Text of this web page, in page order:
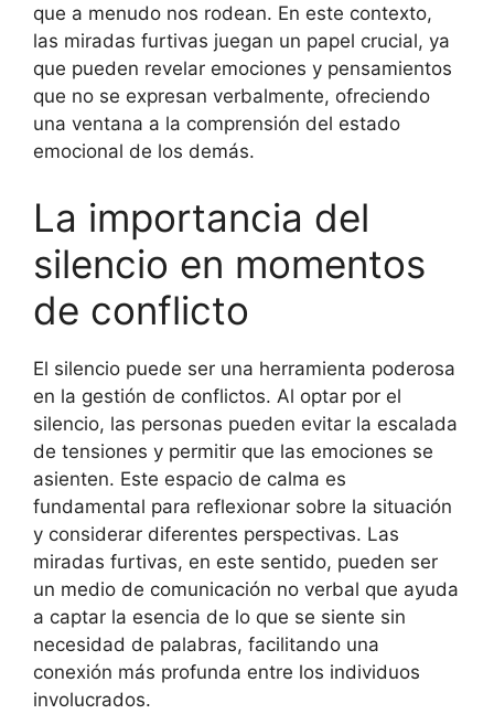
que a menudo nos rodean. En este contexto,
las miradas furtivas juegan un papel crucial, ya
que pueden revelar emociones y pensamientos
que no se expresan verbalmente, ofreciendo
una ventana a la comprensión del estado
emocional de los demás.
La importancia del
silencio en momentos
de conflicto
El silencio puede ser una herramienta poderosa
en la gestión de conflictos. Al optar por el
silencio, las personas pueden evitar la escalada
de tensiones y permitir que las emociones se
asienten. Este espacio de calma es
fundamental para reflexionar sobre la situación
y considerar diferentes perspectivas. Las
miradas furtivas, en este sentido, pueden ser
un medio de comunicación no verbal que ayuda
a captar la esencia de lo que se siente sin
necesidad de palabras, facilitando una
conexión más profunda entre los individuos
involucrados.